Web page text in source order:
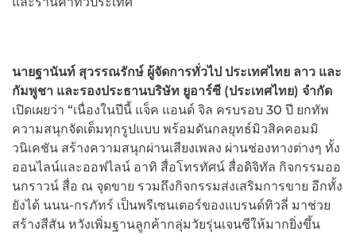
นายฐานันท์ สุวรรณรักษ์ ผู้จัดการทั่วไป ประเทศไทย ลาว และ
กัมพูชา และรองประธานบริษัท ยูอาร์ซี (ประเทศไทย) จำกัด
เปิดเผยว่า “เนื่องในปีนี้ แจ็ค แอนด์ จิล ครบรอบ 30 ปี ยกทัพ
ความสนุกจัดเต็มทุกรูปแบบ พร้อมดันกลยุทธ์มิวสิคคอมมิ
วนิเคชัน สร้างความสนุกผ่านเสียงเพลง ผ่านช่องทางต่างๆ ทั้ง
ออนไลน์และออฟไลน์ อาทิ สื่อโทรทัศน์ สื่อดิจิทัล กิจกรรมออ
นกราวน์ สื่อ ณ จุดขาย รวมถึงกิจกรรมส่งเสริมการขาย อีกทั้ง
ยังได้ นนน-กรภัทร์ เป็นพรีเซนเตอร์ของแบรนด์ทิวลี่ มาช่วย
สร้างสีสัน หวังเพิ่มฐานลูกค้ากลุ่มวัยรุ่นเจนซีให้มากยิ่งขึ้น